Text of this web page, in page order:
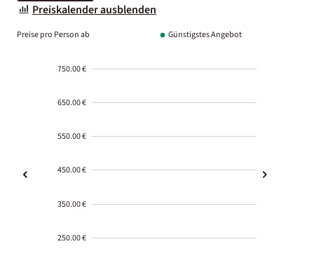
Preiskalender ausblenden
Preise pro Person ab Günstigstes Angebot
750.00 €
650.00 €
550.00 €
450.00 €
350.00 €
250.00 €